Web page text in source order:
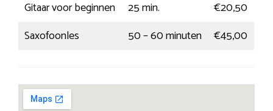
Gitaar voor beginnen
25 min.
€20,50
Saxofoonles
50 – 60 minuten €45,00